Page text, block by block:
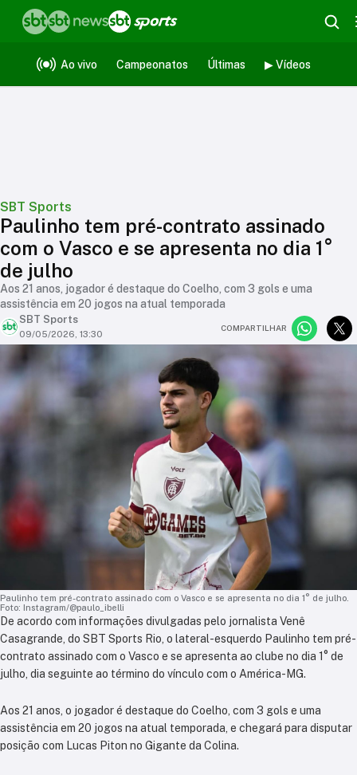
Ao vivo Campeonatos Últimas ▶ Vídeos
SBT Sports
Paulinho tem pré-contrato assinado
com o Vasco e se apresenta no dia 1°
de julho
Aos 21 anos, jogador é destaque do Coelho, com 3 gols e uma
assistência em 20 jogos na atual temporada
SBT Sports
09/05/2026, 13:30
COMPARTILHAR
Paulinho tem pré-contrato assinado com o Vasco e se apresenta no dia 1° de julho.
Foto: Instagram/@paulo_ibelli
De acordo com informações divulgadas pelo jornalista Venê
Casagrande, do SBT Sports Rio, o lateral-esquerdo Paulinho tem pré-
contrato assinado com o Vasco e se apresenta ao clube no dia 1° de
julho, dia seguinte ao término do vínculo com o América-MG.
Aos 21 anos, o jogador é destaque do Coelho, com 3 gols e uma
assistência em 20 jogos na atual temporada, e chegará para disputar
posição com Lucas Piton no Gigante da Colina.